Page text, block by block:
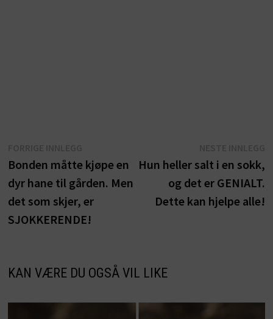
innlegg:
Bonden måtte kjøpe en
dyr hane til gården. Men
det som skjer, er
SJOKKERENDE!
Hun heller salt i en sokk,
og det er GENIALT.
Dette kan hjelpe alle!
KAN VÆRE DU OGSÅ VIL LIKE